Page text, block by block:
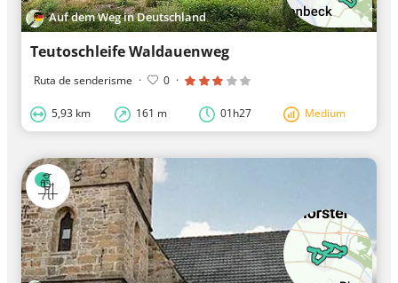
Auf dem Weg in Deutschland
Teutoschleife Waldauenweg
Ruta de senderisme · 0 ·
5,93 km 161 m 01h27 Medium